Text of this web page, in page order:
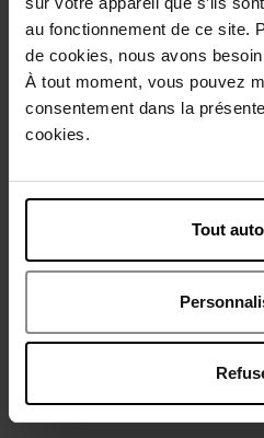
au fonctionnement de ce site.
de cookies, nous avons
À tout moment, vous pouvez
consentement dans la
cookies.
Tout
Description
Politique
Oublié